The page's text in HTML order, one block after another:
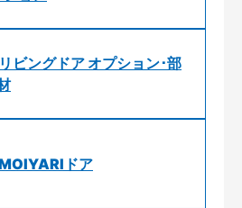
ビングドア オプション･部
ドア